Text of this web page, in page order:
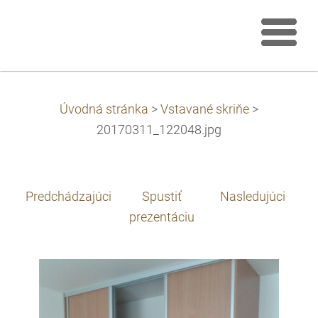
Úvodná stránka > Vstavané skriňe >
20170311_122048.jpg
Predchádzajúci
Spustiť
prezentáciu
Nasledujúci